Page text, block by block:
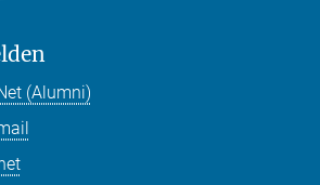
(Alumni)